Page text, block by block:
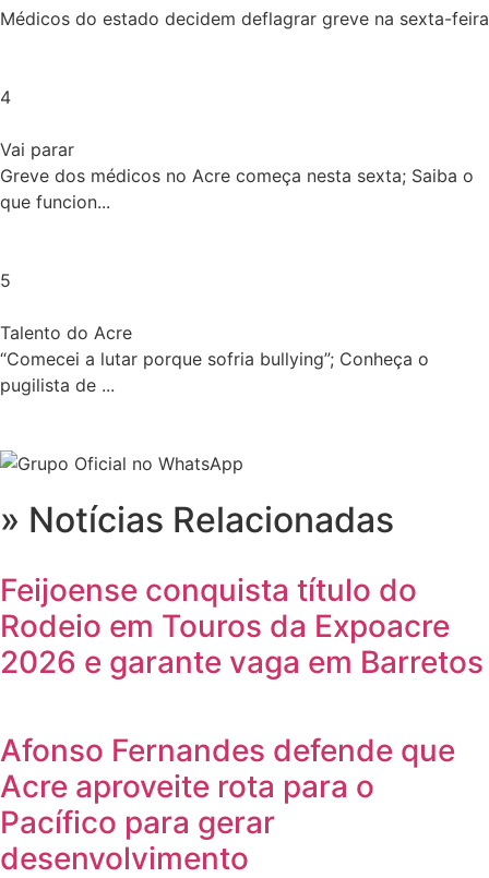
Médicos do estado decidem deflagrar greve na sexta-feira
4
Vai parar
Greve dos médicos no Acre começa nesta sexta; Saiba o
que funcion...
5
Talento do Acre
“Comecei a lutar porque sofria bullying”; Conheça o
pugilista de ...
» Notícias Relacionadas
Feijoense conquista título do
Rodeio em Touros da Expoacre
2026 e garante vaga em Barretos
Afonso Fernandes defende que
Acre aproveite rota para o
Pacífico para gerar
desenvolvimento